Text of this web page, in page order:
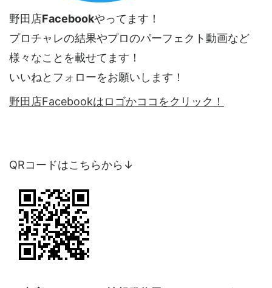
野田店Facebookやってます！
プロチャレの結果やプロのパーフェクト動画など
様々なことを載せてます！
いいねとフォローをお願いします！
野田店Facebookはロゴかココをクリック！
QRコードはこちらから↓